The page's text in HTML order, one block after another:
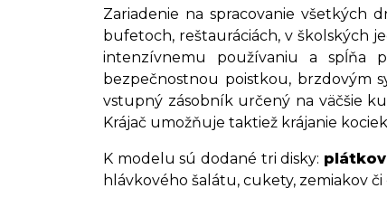
Zariadenie na spracovanie všetkých
bufetoch, reštauráciách, v školských
intenzívnemu používaniu a spĺňa
bezpečnostnou poistkou, brzdovým
vstupný zásobník určený na väčšie
Krájač umožňuje taktiež krájanie
K modelu sú dodané tri disky:
hlávkového šalátu, cukety, zemiakov či